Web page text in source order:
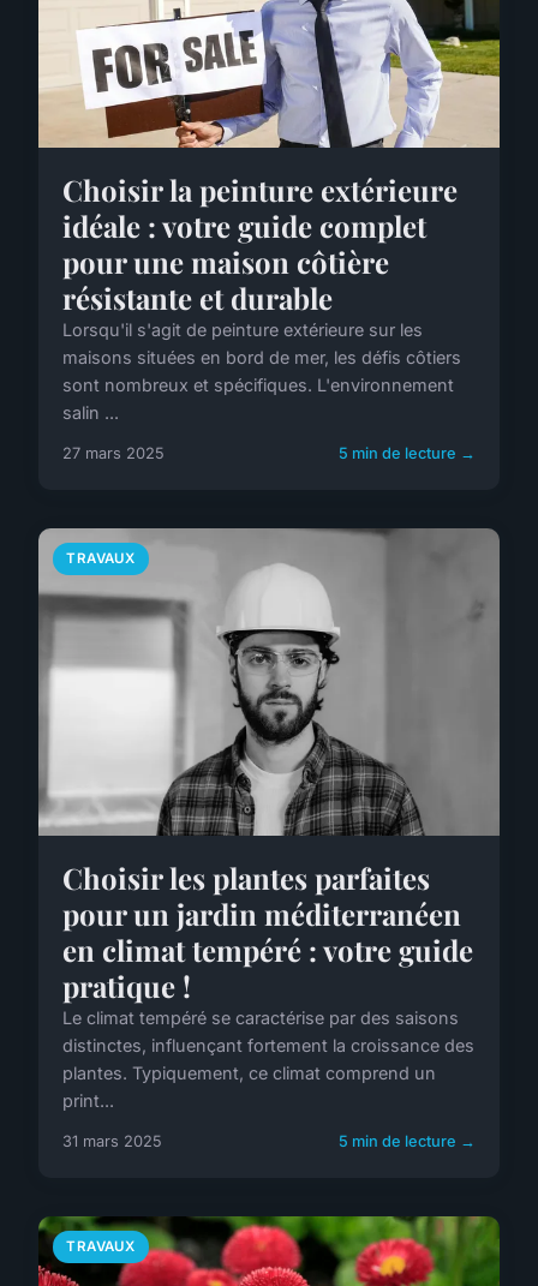
Choisir la peinture extérieure
idéale : votre guide complet
pour une maison côtière
résistante et durable
Lorsqu'il s'agit de peinture extérieure sur les
maisons situées en bord de mer, les défis côtiers
sont nombreux et spécifiques. L'environnement
salin ...
27 mars 2025 5 min de lecture →
TRAVAUX
Choisir les plantes parfaites
pour un jardin méditerranéen
en climat tempéré : votre guide
pratique !
Le climat tempéré se caractérise par des saisons
distinctes, influençant fortement la croissance des
plantes. Typiquement, ce climat comprend un
print...
31 mars 2025 5 min de lecture →
TRAVAUX